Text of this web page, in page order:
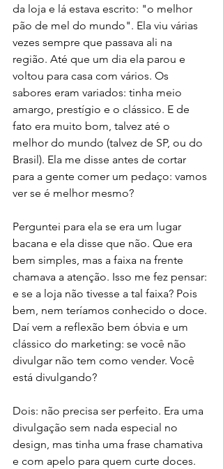
da loja e lá estava escrito: "o melhor
pão de mel do mundo". Ela viu várias
vezes sempre que passava ali na
região. Até que um dia ela parou e
voltou para casa com vários. Os
sabores eram variados: tinha meio
amargo, prestígio e o clássico. E de
fato era muito bom, talvez até o
melhor do mundo (talvez de SP, ou do
Brasil). Ela me disse antes de cortar
para a gente comer um pedaço: vamos
ver se é melhor mesmo?
Perguntei para ela se era um lugar
bacana e ela disse que não. Que era
bem simples, mas a faixa na frente
chamava a atenção. Isso me fez pensar:
e se a loja não tivesse a tal faixa? Pois
bem, nem teríamos conhecido o doce.
Daí vem a reflexão bem óbvia e um
clássico do marketing: se você não
divulgar não tem como vender. Você
está divulgando?
Dois: não precisa ser perfeito. Era uma
divulgação sem nada especial no
design, mas tinha uma frase chamativa
e com apelo para quem curte doces.